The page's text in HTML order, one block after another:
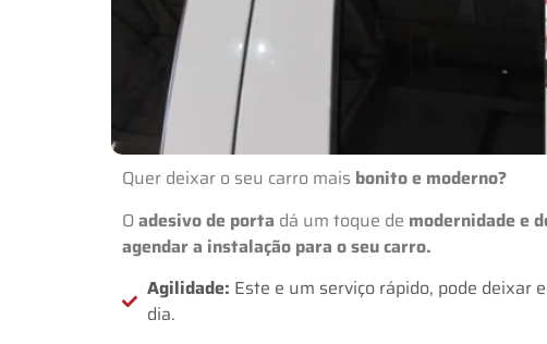
Quer deixar o seu carro mais bonito e moderno?
Oadesivo de porta dá um toque de modernidade e
agendar a instalação para o seu carro.
Agilidade: Este e um serviço rápido, pode deixar
dia.